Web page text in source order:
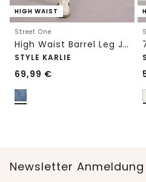
HIGH WAIST
Street One
High Waist Barrel Leg Jeans im Loose Fit
STYLE KARLIE
69,99 €
Newsletter Anmeldung